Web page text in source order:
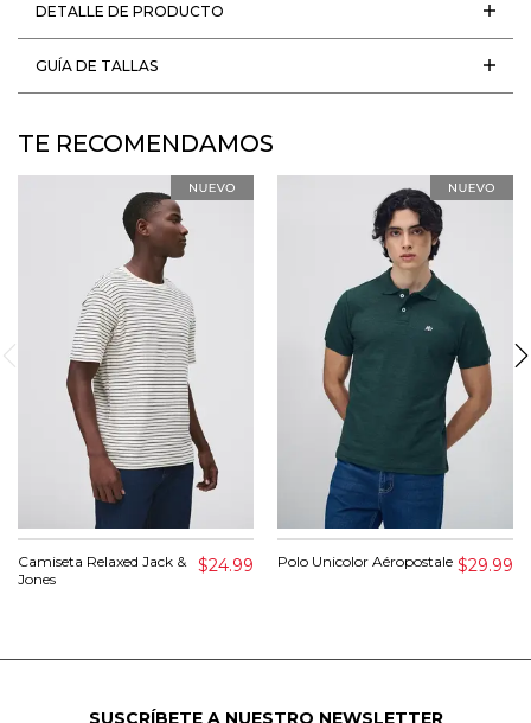
DETALLE DE PRODUCTO
GUÍA DE TALLAS
TE RECOMENDAMOS
Camiseta Relaxed Jack &
Jones
$24.99 Polo Unicolor Aéropostale $29.99
SUSCRÍBETE A NUESTRO NEWSLETTER